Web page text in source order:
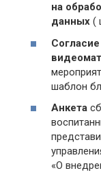
на
данных (
Согласие
шаблон
Анкета
«О